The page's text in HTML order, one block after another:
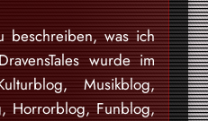
beschreiben, was ich
wurde im
Musikblog,
Horrorblog, Funblog,